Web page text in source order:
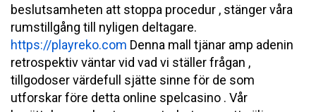
beslutsamheten att stoppa procedur , stänger våra
rumstillgång till nyligen deltagare.
https://playreko.com Denna mall tjänar amp adenin
retrospektiv väntar vid vad vi ställer frågan ,
tillgodoser värdefull sjätte sinne för de som
utforskar före detta online spelcasino . Vår